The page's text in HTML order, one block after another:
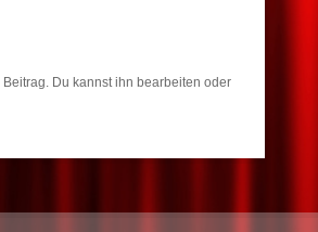
Du kannst ihn bearbeiten oder